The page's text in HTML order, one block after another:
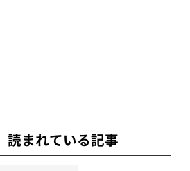
読まれている記事